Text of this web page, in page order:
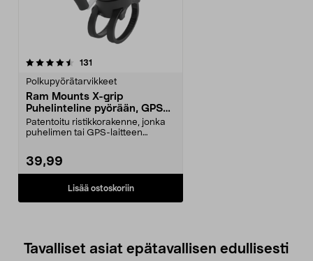
131
Polkupyörätarvikkeet
Ram Mounts X-grip
Puhelinteline pyörään, GPS-
pidike
Patentoitu ristikkorakenne, jonka
puhelimen tai GPS-laitteen
39,99
Lisää ostoskoriin
Tavalliset asiat epätavallisen edullisesti